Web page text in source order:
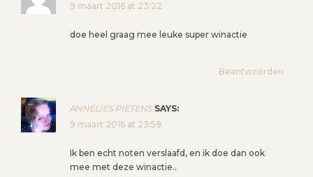
9 maart 2016 at 23:22
doe heel graag mee leuke super winactie
Beantwoorden
ANNELIES PIETENS SAYS:
9 maart 2016 at 23:59
Ik ben echt noten verslaafd, en ik doe dan ook
mee met deze winactie..